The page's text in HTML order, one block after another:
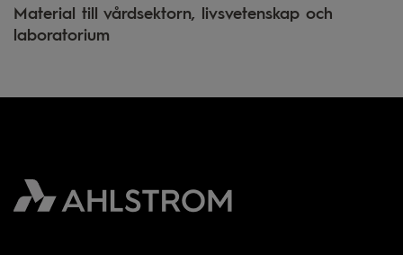
Material till vårdsektorn, livsvetenskap och
laboratorium